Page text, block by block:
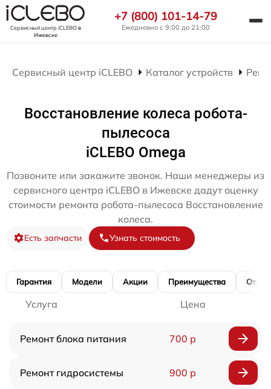
Сервисный центр iCLEBOв
Ижевске
+7 (800) 101-14-79
Ежедневно с 9:00 до 21:00
Сервисный центр iCLEBO Каталог устройств
Восстановление колеса робота-
пылесоса
iCLEBO Omega
Позвоните или закажите звонок. Наши менеджеры из
сервисного центра iCLEBO в Ижевске дадут оценку
стоимости ремонта робота-пылесоса Восстановление
колеса.
Есть запчасти Узнать стоимость
Гарантия Модели Акции Преимущества
Услуга Цена
Ремонт блока питания 700 р
Ремонт гидросистемы 900 р